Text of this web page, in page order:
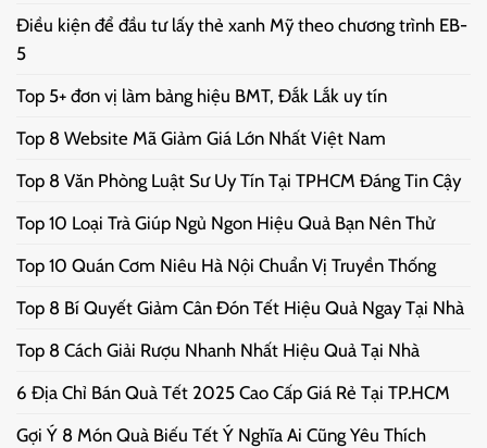
Điều kiện để đầu tư lấy thẻ xanh Mỹ theo chương trình EB-
5
Top 5+ đơn vị làm bảng hiệu BMT, Đắk Lắk uy tín
Top 8 Website Mã Giảm Giá Lớn Nhất Việt Nam
Top 8 Văn Phòng Luật Sư Uy Tín Tại TPHCM Đáng Tin Cậy
Top 10 Loại Trà Giúp Ngủ Ngon Hiệu Quả Bạn Nên Thử
Top 10 Quán Cơm Niêu Hà Nội Chuẩn Vị Truyền Thống
Top 8 Bí Quyết Giảm Cân Đón Tết Hiệu Quả Ngay Tại Nhà
Top 8 Cách Giải Rượu Nhanh Nhất Hiệu Quả Tại Nhà
6 Địa Chỉ Bán Quà Tết 2025 Cao Cấp Giá Rẻ Tại TP.HCM
Gợi Ý 8 Món Quà Biếu Tết Ý Nghĩa Ai Cũng Yêu Thích